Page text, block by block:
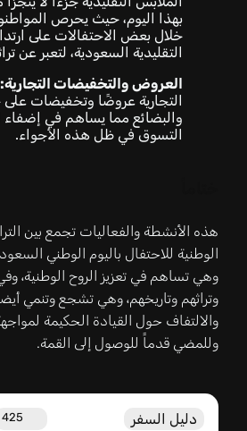
بهذا اليوم، حيث يحرص
خلال بعض الاحتفالات على ارتداء
التقليدية السعودية، لتعبر عن
العروض والتخفيضات التجارية:
التجارية عروضًا وتخفيضات
والبضائع مما يساهم في إضفاء
التسوق في ظل هذه الأجواء.
هذه الأنشطة والفعاليات تجمع بين
الوطنية للاحتفال باليوم الوطني
وهي تساهم في تعزيز الروح الوطنية،
وتراثهم وتاريخهم، وهي تشجع وتنمي
والالتفاف حول القيادة الحكيمة
وللمضي قدماً للوصول إلى القمة.
دليل السفر